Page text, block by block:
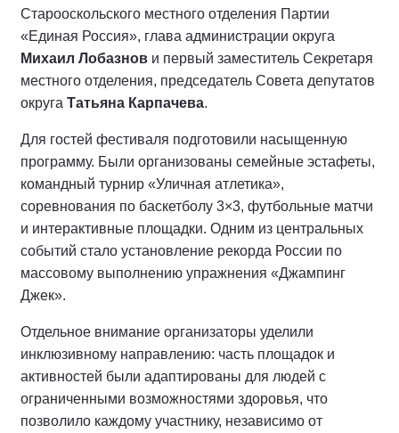
Старооскольского местного отделения Партии
«Единая Россия», глава администрации округа
Михаил Лобазнов и первый заместитель Секретаря
местного отделения, председатель Совета депутатов
округа Татьяна Карпачева.
Для гостей фестиваля подготовили насыщенную
программу. Были организованы семейные эстафеты,
командный турнир «Уличная атлетика»,
соревнования по баскетболу 3×3, футбольные матчи
и интерактивные площадки. Одним из центральных
событий стало установление рекорда России по
массовому выполнению упражнения «Джампинг
Джек».
Отдельное внимание организаторы уделили
инклюзивному направлению: часть площадок и
активностей были адаптированы для людей с
ограниченными возможностями здоровья, что
позволило каждому участнику, независимо от